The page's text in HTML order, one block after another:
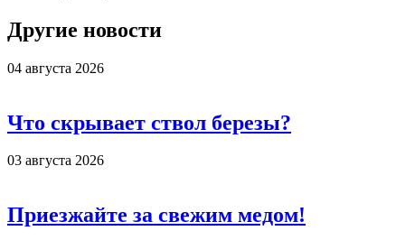
Другие новости
04 августа 2026
Что скрывает ствол березы?
03 августа 2026
Приезжайте за свежим медом!